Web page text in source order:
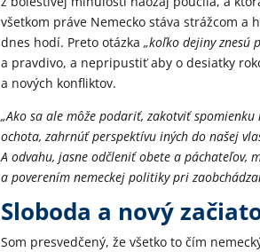
všetkom práve Nemecko stáva strážcom
dnes hodí. Preto otázka„koľko dejiny znesú
a pravdivo, a nepripustiť aby o desiatky
a nových konfliktov.
„Ako sa ale môže podariť, zakotviť
ochota, zahrnúť perspektívu iných do našej
A odvahu, jasne odčleniť obete a páchateľov,
a poverením nemeckej politiky pri
Sloboda a nový
Som presvedčený, že všetko to čím